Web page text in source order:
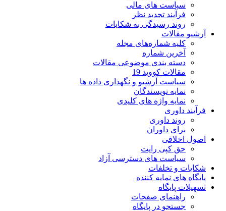
سیاست های مالی
فرآیند تجدید نظر
روند رسیدگی به شکایات
آرشیو مقالات
کلیه شماره‌های مجله
آخرین شماره
دسته بندی موضوعی مقالات
مقالات کووید 19
سیاست آرشیو و نگهداری داده ها
نمایه نویسندگان
نمایه واژه های کلیدی
فرآیند داوری
روند داوری
برای داوران
اصول اخلاقی
حق کپی رایت
سیاست های دسترسی آزاد
شکایات و تخلفات
پایگاه های نمایه کننده
تسهیلات پایگاه
راهنمای صفحات
جستجو در پایگاه